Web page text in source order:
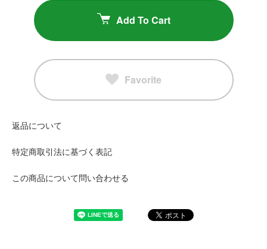
Add To Cart
Favorite
返品について
特定商取引法に基づく表記
この商品について問い合わせる